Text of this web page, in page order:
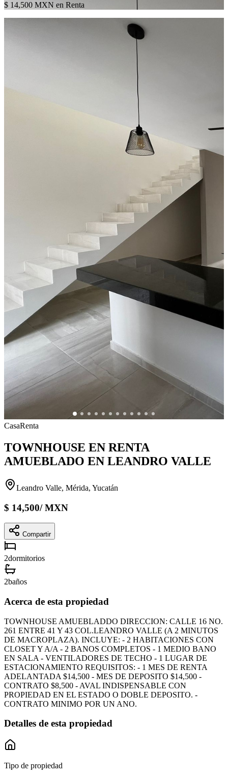
$ 14,500 MXN en Renta
CasaRenta
TOWNHOUSE EN RENTA
AMUEBLADO EN LEANDRO VALLE
Leandro Valle, Mérida, Yucatán
$ 14,500/MXN
Compartir
2dormitorios
2baños
Acerca de esta propiedad
TOWNHOUSE AMUEBLADDO DIRECCION: CALLE 16 NO.
261 ENTRE 41 Y 43 COL.LEANDRO VALLE (A 2 MINUTOS
DE MACROPLAZA). INCLUYE: - 2 HABITACIONES CON
CLOSET Y A/A - 2 BANOS COMPLETOS - 1 MEDIO BANO
EN SALA - VENTILADORES DE TECHO - 1 LUGAR DE
ESTACIONAMIENTO REQUISITOS: - 1 MES DE RENTA
ADELANTADA $14,500 - MES DE DEPOSITO $14,500 -
CONTRATO $8,500 - AVAL INDISPENSABLE CON
PROPIEDAD EN EL ESTADO O DOBLE DEPOSITO. -
CONTRATO MINIMO POR UN ANO.
Detalles de esta propiedad
Tipo de propiedad